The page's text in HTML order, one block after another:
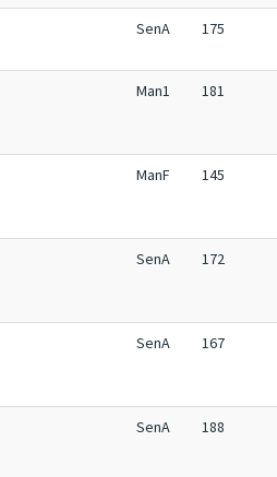
SenA 175
Man1 181
ManF 145
SenA 172
SenA 167
SenA 188